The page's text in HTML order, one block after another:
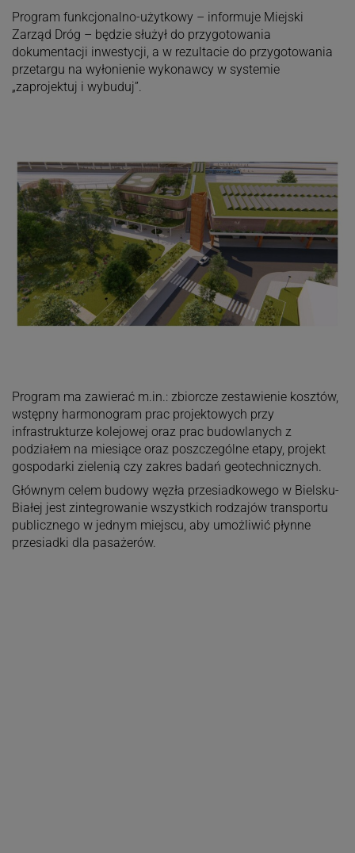
Program funkcjonalno-użytkowy – informuje Miejski
Zarząd Dróg – będzie służył do przygotowania
dokumentacji inwestycji, a w rezultacie do przygotowania
przetargu na wyłonienie wykonawcy w systemie
„zaprojektuj i wybuduj”.
Program ma zawierać m.in.: zbiorcze zestawienie kosztów,
wstępny harmonogram prac projektowych przy
infrastrukturze kolejowej oraz prac budowlanych z
podziałem na miesiące oraz poszczególne etapy, projekt
gospodarki zielenią czy zakres badań geotechnicznych.
Głównym celem budowy węzła przesiadkowego w Bielsku-
Białej jest zintegrowanie wszystkich rodzajów transportu
publicznego w jednym miejscu, aby umożliwić płynne
przesiadki dla pasażerów.